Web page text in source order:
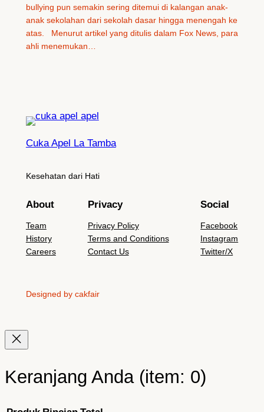
bullying pun semakin sering ditemui di kalangan anak-
anak sekolahan dari sekolah dasar hingga menengah ke
atas. Menurut artikel yang ditulis dalam Fox News, para
ahli menemukan…
Cuka Apel La Tamba
Kesehatan dari Hati
About
Team
History
Careers
Privacy
Privacy Policy
Terms and Conditions
Contact Us
Social
Facebook
Instagram
Twitter/X
Designed by cakfair
Keranjang Anda (item: 0)